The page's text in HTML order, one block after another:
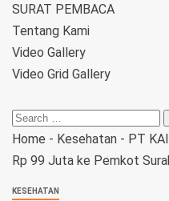
SURAT PEMBACA
Tentang Kami
Video Gallery
Video Grid Gallery
Home - Kesehatan - PT
Rp 99 Juta ke Pemkot
KESEHATAN